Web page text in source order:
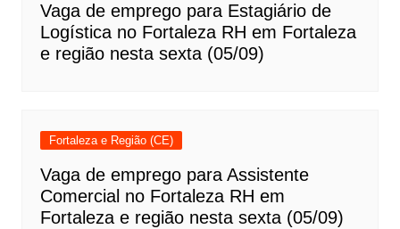
Vaga de emprego para Estagiário de
Logística no Fortaleza RH em Fortaleza
e região nesta sexta (05/09)
Fortaleza e Região (CE)
Vaga de emprego para Assistente
Comercial no Fortaleza RH em
Fortaleza e região nesta sexta (05/09)